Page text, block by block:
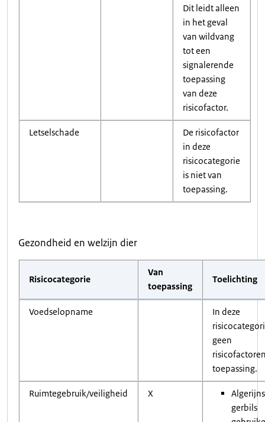
Dit leidt alleen
in het geval
van wildvang
tot een
signalerende
toepassing
van deze
risicofactor.
Letselschade
De risicofactor
in deze
risicocategorie
is niet van
toepassing.
Gezondheid en welzijn dier
Risicocategorie
Van
toepassing
Toelichting
Voedselopname
In deze
geen
toepassing.
Ruimtegebruik/veiligheid X
gerbils